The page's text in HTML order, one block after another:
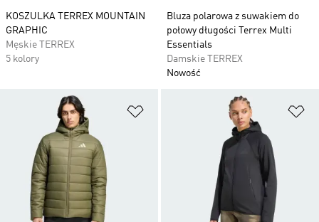
KOSZULKA TERREX MOUNTAIN
GRAPHIC
Męskie TERREX
5 kolory
Bluza polarowa z suwakiem do
połowy długości Terrex Multi
Essentials
Damskie TERREX
Nowość
Dodaj do listy życzeń